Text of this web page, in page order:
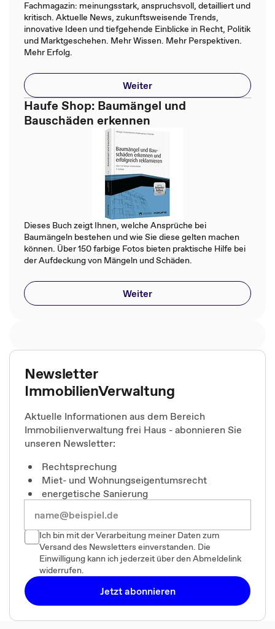
Fachmagazin: meinungsstark, anspruchsvoll, detailliert und
kritisch. Aktuelle News, zukunftsweisende Trends,
innovative Ideen und tiefgehende Einblicke in Recht, Politik
und Marktgeschehen. Mehr Wissen. Mehr Perspektiven.
Mehr Erfolg.
Weiter
Haufe Shop: Baumängel und
Bauschäden erkennen
Dieses Buch zeigt Ihnen, welche Ansprüche bei
Baumängeln bestehen und wie Sie diese gelten machen
können. Über 150 farbige Fotos bieten praktische Hilfe bei
der Aufdeckung von Mängeln und Schäden.
Weiter
Newsletter
ImmobilienVerwaltung
Aktuelle Informationen aus dem Bereich
Immobilienverwaltung frei Haus - abonnieren Sie
unseren Newsletter:
Rechtsprechung
Miet- und Wohnungseigentumsrecht
energetische Sanierung
Ich bin mit der Verarbeitung meiner Daten zum
Versand des Newsletters einverstanden. Die
Einwilligung kann ich jederzeit über den Abmeldelink
widerrufen.
Jetzt abonnieren